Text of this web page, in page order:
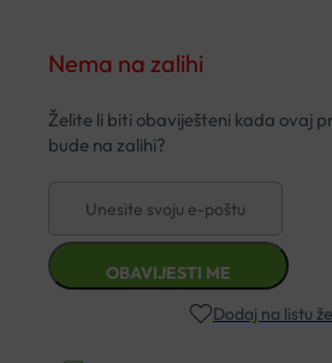
Nema na zalihi
Dodaj na listu